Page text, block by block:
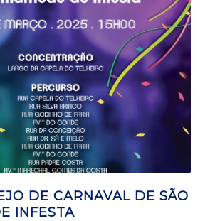
DE CARNAVAL DE SÃO
INFESTA